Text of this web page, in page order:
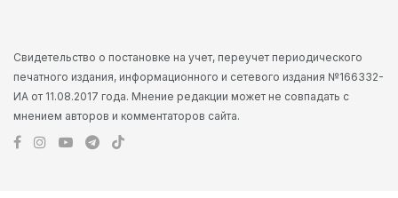
Свидетельство о постановке на учет, переучет периодического
печатного издания, информационного и сетевого издания №166332-
ИА от 11.08.2017 года. Мнение редакции может не совпадать с
мнением авторов и комментаторов сайта.